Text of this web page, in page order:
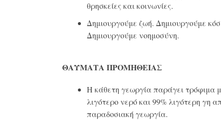
θρησκείες και κοινωνίες.
Δημιουργούμε ζωή. Δημιουργούμε
Δημιουργούμε νοημοσύνη.
ΘΑΥΜΑΤΑ ΠΡΟΜΗΘΕΙΑΣ
Η κάθετη γεωργία παράγει τρόφιμα
λιγότερο νερό και 99% λιγότερη γη
παραδοσιακή γεωργία.